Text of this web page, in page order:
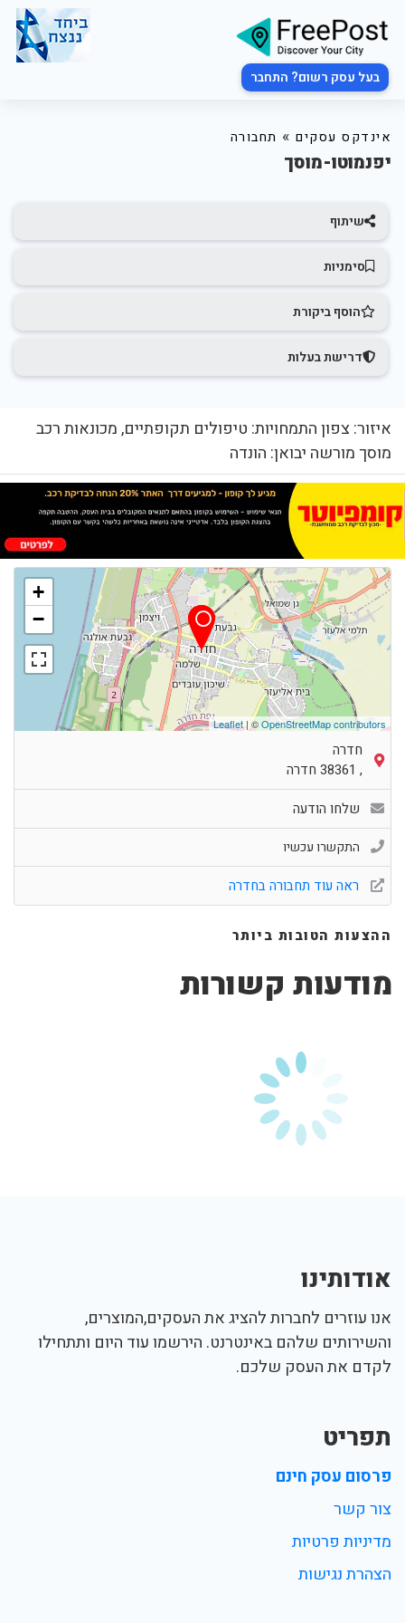
בעל עסק רשום? התחבר
אינדקס עסקים » תחבורה
יפנמוטו-מוסך
שיתוף
סימניות
הוסף ביקורת
דרישת בעלות
איזור: צפון התמחויות: טיפולים תקופתיים, מכונאות רכב
מוסך מורשה יבואן: הונדה
+
−
Leaflet| ©OpenStreetMap contributors
חדרה
,
38361 חדרה
שלחו הודעה
התקשרו עכשיו
ראה עוד תחבורה בחדרה
ההצעות הטובות ביותר
מודעות קשורות
אודותינו
אנו עוזרים לחברות להציג את העסקים,המוצרים,
והשירותים שלהם באינטרנט. הירשמו עוד היום ותתחילו
לקדם את העסק שלכם.
תפריט
פרסום עסק חינם
צור קשר
מדיניות פרטיות
הצהרת נגישות